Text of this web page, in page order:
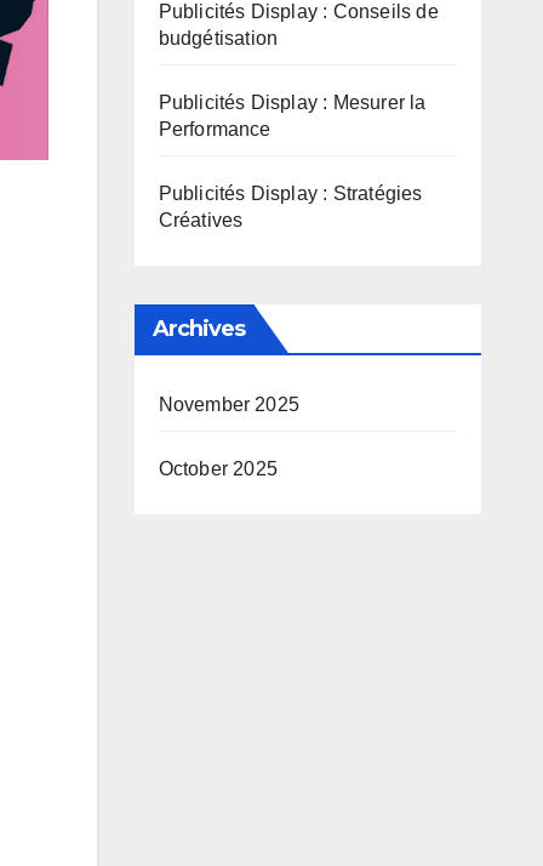
Publicités Display : Conseils de
budgétisation
Publicités Display : Mesurer la
Performance
Publicités Display : Stratégies
Créatives
Archives
November 2025
October 2025